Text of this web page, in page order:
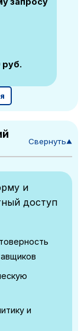
руб.
Свернуть▼
и
доступ
и